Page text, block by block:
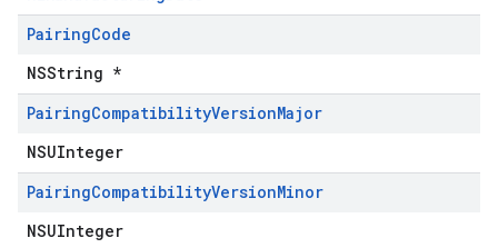
PairingCode
NSString *
PairingCompatibilityVersionMajor
NSUInteger
PairingCompatibilityVersionMinor
NSUInteger